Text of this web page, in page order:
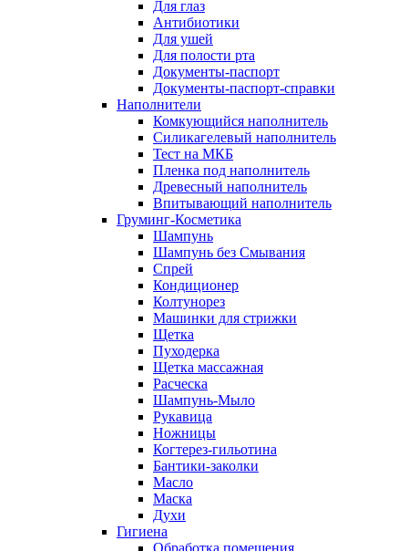
Для глаз
Антибиотики
Для ушей
Для полости рта
Документы-паспорт
Документы-паспорт-справки
Наполнители
Комкующийся наполнитель
Силикагелевый наполнитель
Тест на МКБ
Пленка под наполнитель
Древесный наполнитель
Впитывающий наполнитель
Груминг-Косметика
Шампунь
Шампунь без Смывания
Спрей
Кондиционер
Колтунорез
Машинки для стрижки
Щетка
Пуходерка
Щетка массажная
Расческа
Шампунь-Мыло
Рукавица
Ножницы
Когтерез-гильотина
Бантики-заколки
Масло
Маска
Духи
Гигиена
Обработка помещения